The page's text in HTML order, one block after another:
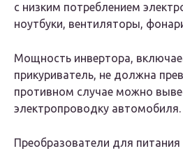
с низким потреблением
ноутбуки, вентиляторы,
Мощность инвертора,
прикуриватель, не должна
противном случае можно
электропроводку автомобиля.
Преобразователи для